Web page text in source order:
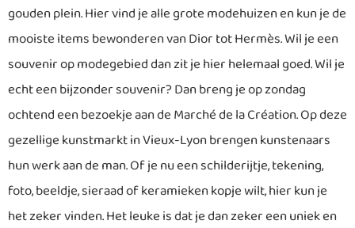
gouden plein. Hier vind je alle grote modehuizen en kun je de
mooiste items bewonderen van Dior tot Hermès. Wil je een
souvenir op modegebied dan zit je hier helemaal goed. Wil je
echt een bijzonder souvenir? Dan breng je op zondag
ochtend een bezoekje aan de Marché de la Création. Op deze
gezellige kunstmarkt in Vieux-Lyon brengen kunstenaars
hun werk aan de man. Of je nu een schilderijtje, tekening,
foto, beeldje, sieraad of keramieken kopje wilt, hier kun je
het zeker vinden. Het leuke is dat je dan zeker een uniek en